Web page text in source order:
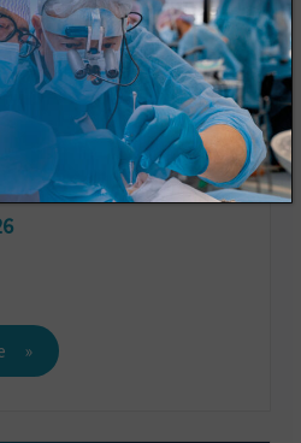
"Maxilla-For-All"